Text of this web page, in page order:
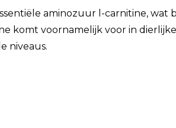
aminozuur l-carnitine,
komt voornamelijk voor in
niveaus.